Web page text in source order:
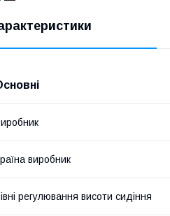
виробник
регулювання висоти сидіння